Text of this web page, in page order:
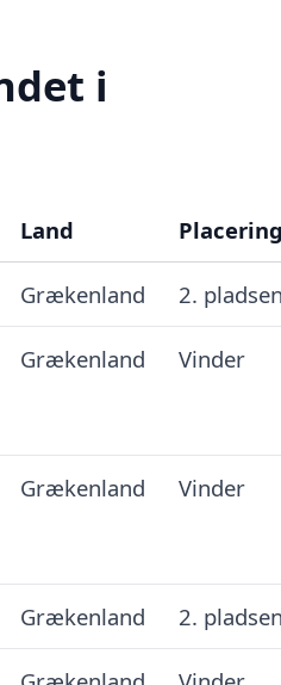
i
Land
Grækenland 2.
Grækenland Vinder
Grækenland Vinder
Grækenland 2.